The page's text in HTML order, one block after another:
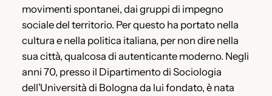
movimenti spontanei, dai gruppi di impegno
sociale del territorio. Per questo ha portato nella
cultura e nella politica italiana, per non dire nella
sua città, qualcosa di autenticante moderno. Negli
anni 70, presso il Dipartimento di Sociologia
dell’Università di Bologna da lui fondato, è nata